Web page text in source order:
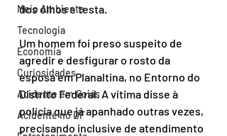
Meio Ambiente
Tecnologia
Economia
Curiosidades
Acidente em Goiás
Acidente no DF
dos olhos e testa.
Um homem foi preso suspeito de
agredir e desfigurar o rosto da
esposa em Planaltina, no Entorno do
Distrito Federal. A vítima disse à
polícia que já apanhado outras vezes,
precisando inclusive de atendimento